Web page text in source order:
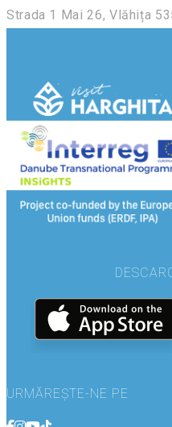
Strada 1 Mai 26, Vlăhița
URMĂREȘTE-NE PE